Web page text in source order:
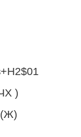
)